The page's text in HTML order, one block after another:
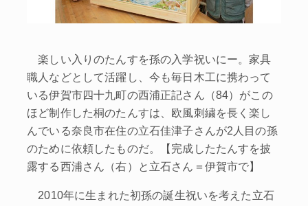
楽しい入りのたんすを孫の入学祝いにー。家具
職人などとして活躍し、今も毎日木工に携わって
いる伊賀市四十九町の西浦正記さん（84）がこの
ほど制作した桐のたんすは、欧風刺繍を長く楽し
んでいる奈良市在住の立石佳津子さんが2人目の孫
のために依頼したものだ。【完成したたんすを披
露する西浦さん（右）と立石さん＝伊賀市で】
2010年に生まれた初孫の誕生祝いを考えた立石